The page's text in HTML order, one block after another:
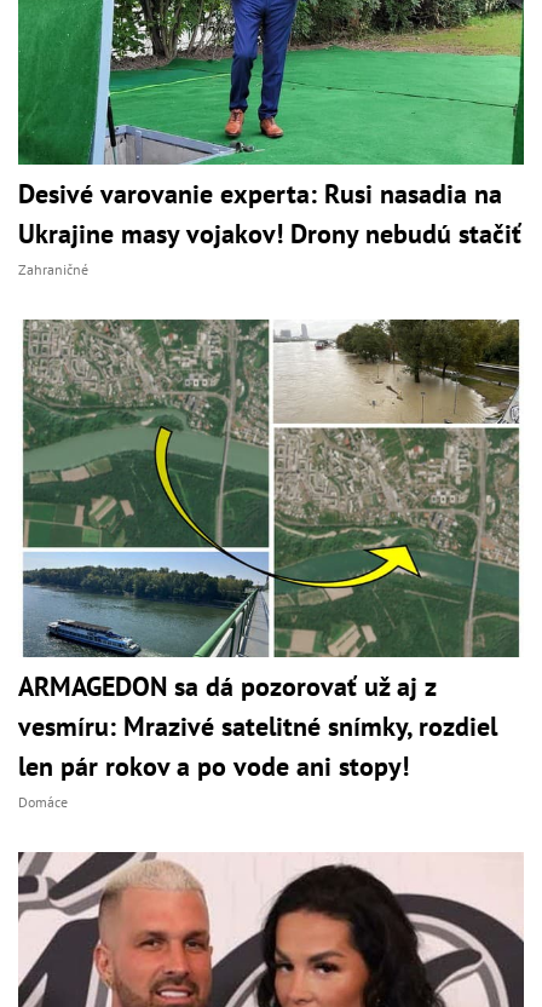
Desivé varovanie experta: Rusi nasadia na
Ukrajine masy vojakov! Drony nebudú stačiť
Zahraničné
ARMAGEDON sa dá pozorovať už aj z
vesmíru: Mrazivé satelitné snímky, rozdiel
len pár rokov a po vode ani stopy!
Domáce